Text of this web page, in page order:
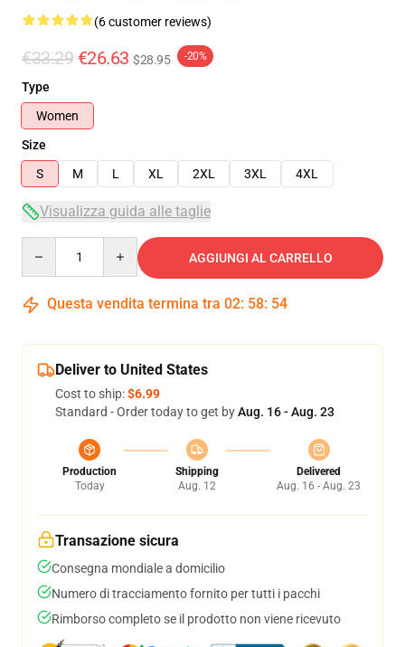
(6 customer reviews)
€33.29 €26.63 $28.95 -20%
Type
Women
Size
S
M L XL 2XL 3XL 4XL
Visualizza guida alle taglie
AGGIUNGI AL CARRELLO
Questa vendita termina tra 02: 58: 53
Deliver to United States
Cost to ship:$6.99
Standard - Order today to get byAug. 16 - Aug. 23
Production
Today
Shipping
Aug. 12
Delivered
Aug. 16 - Aug. 23
Transazione sicura
Consegna mondiale a domicilio
Numero di tracciamento fornito per tutti i pacchi
Rimborso completo se il prodotto non viene ricevuto